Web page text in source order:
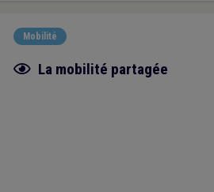
Mobilité
Fiche focus
La mobilité partagée